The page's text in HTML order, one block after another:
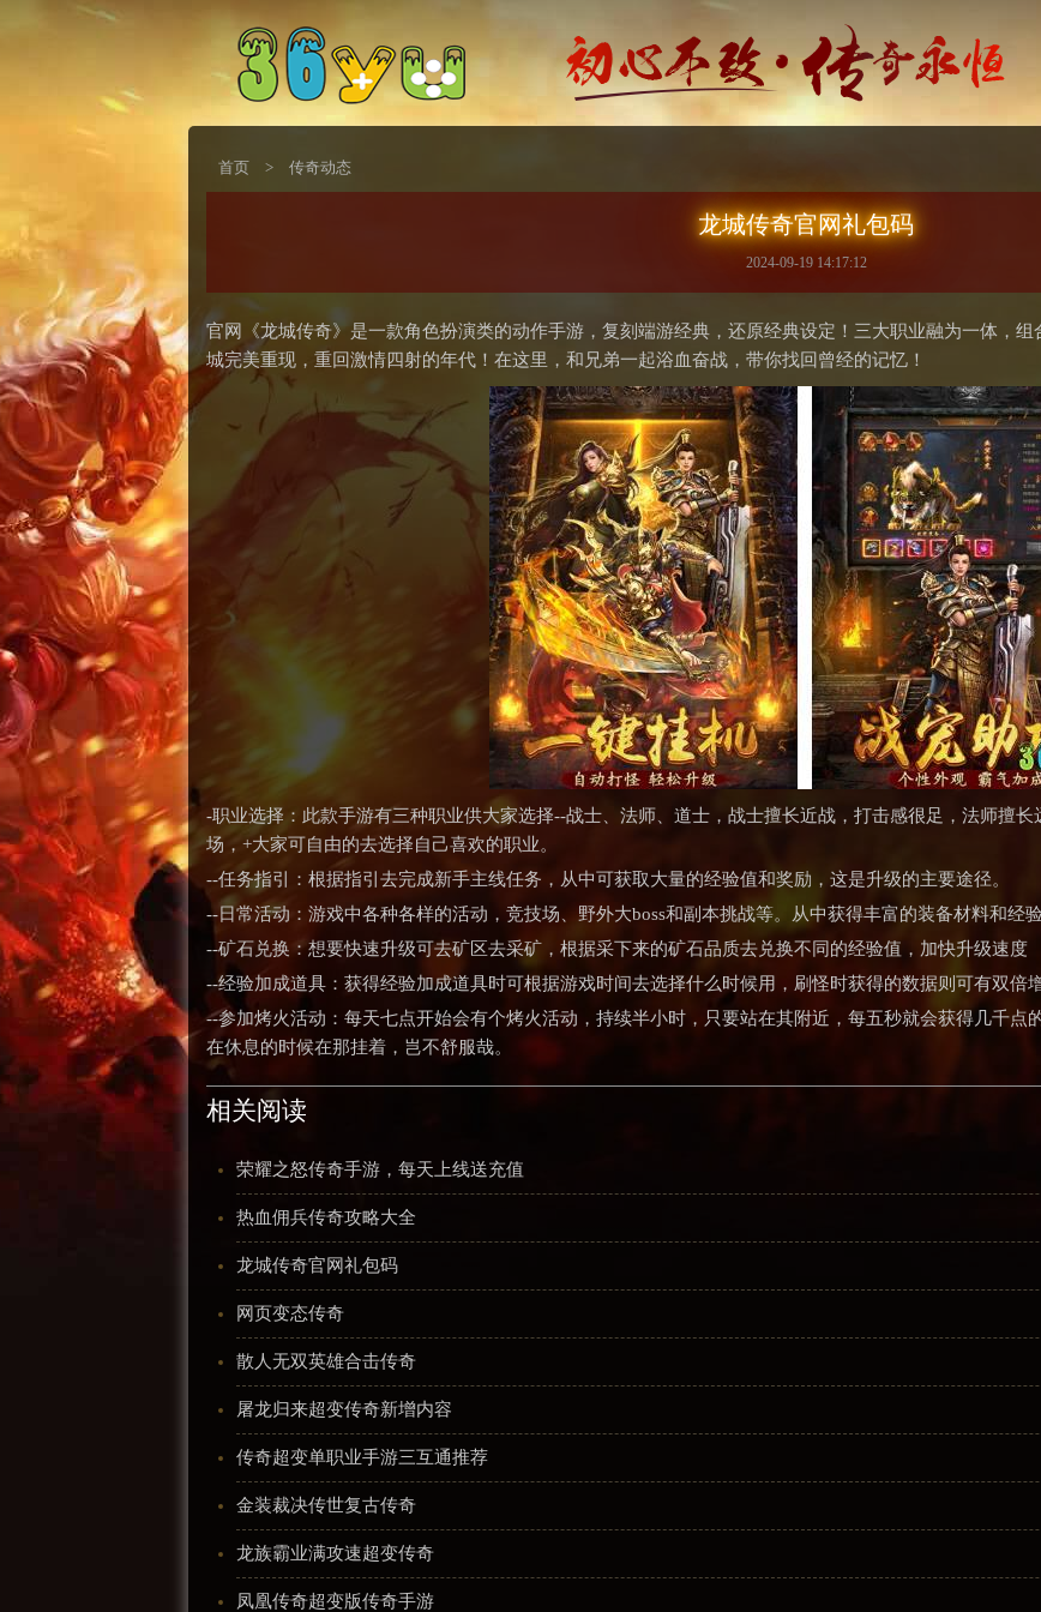
首页 > 传奇动态
龙城传奇官网礼包码
2024-09-19 14:17:12
官网《龙城传奇》是一款角色扮演类的动作手游，复刻端游经典，还原经典设定！三大职业融为一体，
城完美重现，重回激情四射的年代！在这里，和兄弟一起浴血奋战，带你找回曾经的记忆！
-职业选择：此款手游有三种职业供大家选择--战士、法师、道士，战士擅长近战，打击感很足，法师擅
场，+大家可自由的去选择自己喜欢的职业。
--任务指引：根据指引去完成新手主线任务，从中可获取大量的经验值和奖励，这是升级的主要途径。
--日常活动：游戏中各种各样的活动，竞技场、野外大boss和副本挑战等。从中获得丰富的装备材料和经
--矿石兑换：想要快速升级可去矿区去采矿，根据采下来的矿石品质去兑换不同的经验值，加快升级速度
--经验加成道具：获得经验加成道具时可根据游戏时间去选择什么时候用，刷怪时获得的数据则可有双倍增
--参加烤火活动：每天七点开始会有个烤火活动，持续半小时，只要站在其附近，每五秒就会获得几千点
在休息的时候在那挂着，岂不舒服哉。
相关阅读
荣耀之怒传奇手游，每天上线送充值
热血佣兵传奇攻略大全
龙城传奇官网礼包码
网页变态传奇
散人无双英雄合击传奇
屠龙归来超变传奇新增内容
传奇超变单职业手游三互通推荐
金装裁决传世复古传奇
龙族霸业满攻速超变传奇
凤凰传奇超变版传奇手游